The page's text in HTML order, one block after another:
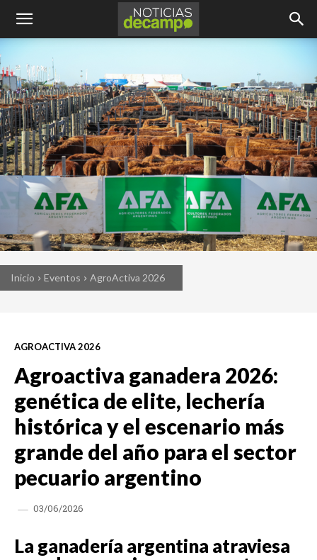
Inicio Eventos AgroActiva 2026
AGROACTIVA 2026
Agroactiva ganadera 2026:
genética de elite, lechería
histórica y el escenario más
grande del año para el sector
pecuario argentino
03/06/2026
La ganadería argentina atraviesa